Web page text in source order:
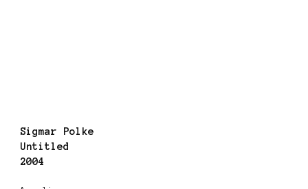
Sigmar Polke
Untitled
2004